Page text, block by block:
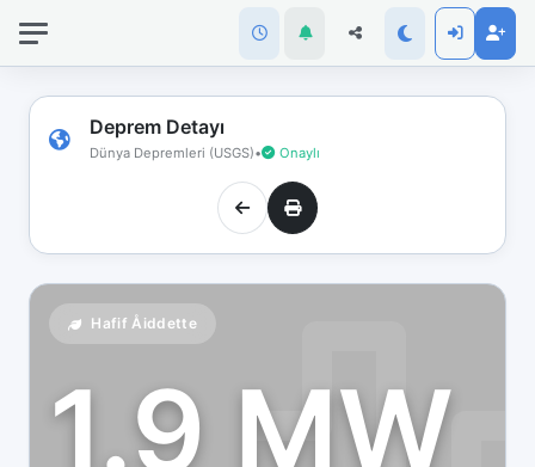
Deprem Detayı
Dünya Depremleri (USGS)• Onaylı
Hafif Åiddette
1.9 MW
bağlantınız
koptu!
Çevrimdışı
moddasınız.